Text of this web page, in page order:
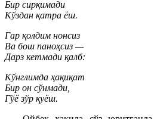
Бир сирқимади
Кўздан қатра ёш.
Гар қолдим нонсиз
Ва бош паноҳсиз —
Дарз кетмади қалб:
Кўнглимда ҳақиқат
Бир он сўнмади,
Гўё зўр қуёш.